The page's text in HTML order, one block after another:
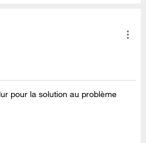
pour la solution au problème